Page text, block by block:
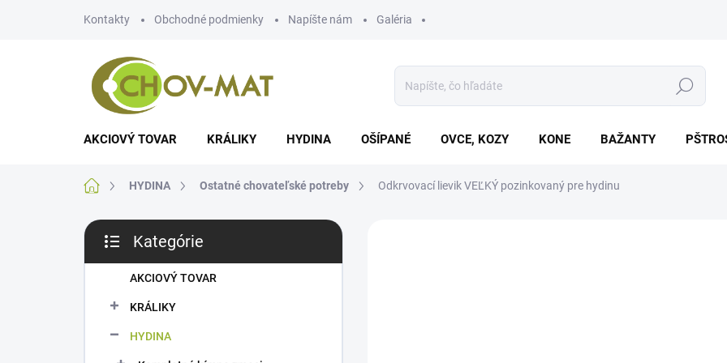
Kontakty Obchodné podmienky Napíšte nám Galéria
Hľadať
AKCIOVÝ TOVAR KRÁLIKY HYDINA OŠÍPANÉ OVCE, KOZY KONE BAŽANTY
DomovHYDINA Ostatné chovateľské potreby Odkrvovací lievik VEĽKÝ pozinkovaný pre hydinu
B
č
kategórie
Kategórie
AKCIOVÝ TOVAR
KRÁLIKY
HYDINA